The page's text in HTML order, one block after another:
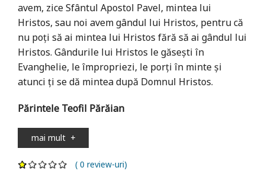
avem, zice Sfântul Apostol Pavel, mintea lui
Hristos, sau noi avem gândul lui Hristos, pentru că
nu poţi să ai mintea lui Hristos fără să ai gândul lui
Hristos. Gândurile lui Hristos le găseşti în
Evanghelie, le împropriezi, le porţi în minte şi
atunci ţi se dă mintea după Domnul Hristos.
Părintele Teofil Părăian
mai mult +
( 0 review-uri)